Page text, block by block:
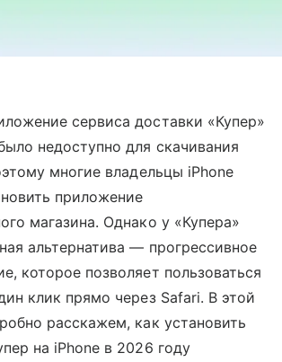
сервиса доставки «Купер»
недоступно для скачивания
многие владельцы iPhone
приложение
магазина. Однако у «Купера»
альтернатива — прогрессивное
которое позволяет пользоваться
клик прямо через Safari. В этой
расскажем, как установить
на iPhone в 2026 году